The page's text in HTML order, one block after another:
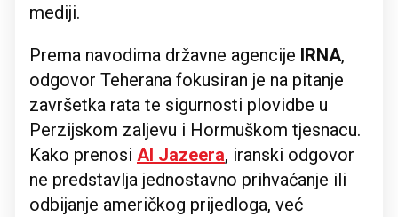
mediji.
Prema navodima državne agencije IRNA,
odgovor Teherana fokusiran je na pitanje
završetka rata te sigurnosti plovidbe u
Perzijskom zaljevu i Hormuškom tjesnacu.
Kako prenosi Al Jazeera, iranski odgovor
ne predstavlja jednostavno prihvaćanje ili
odbijanje američkog prijedloga, već